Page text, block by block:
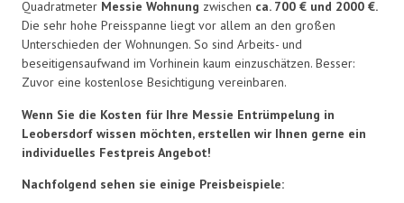
Quadratmeter Messie Wohnung zwischen ca. 700 € und 2000 €.
Die sehr hohe Preisspanne liegt vor allem an den großen
Unterschieden der Wohnungen. So sind Arbeits- und
beseitigensaufwand im Vorhinein kaum einzuschätzen. Besser:
Zuvor eine kostenlose Besichtigung vereinbaren.
Wenn Sie die Kosten für Ihre Messie Entrümpelung in
Leobersdorf wissen möchten, erstellen wir Ihnen gerne ein
individuelles Festpreis Angebot!
Nachfolgend sehen sie einige Preisbeispiele: